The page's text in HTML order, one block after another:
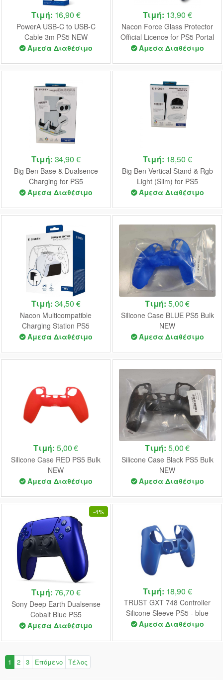
Τιμή: 16,90 €
PowerA USB-C to USB-C
Cable 3m PS5 NEW
Άμεσα Διαθέσιμο
Τιμή: 13,90 €
Nacon Force Glass Protector
Official Licence for PS5 Portal
Άμεσα Διαθέσιμο
Τιμή: 34,90 €
Big Ben Base & Dualsence
Charging for PS5
Άμεσα Διαθέσιμο
Τιμή: 18,50 €
Big Ben Vertical Stand & Rgb
Light (Slim) for PS5
Άμεσα Διαθέσιμο
Τιμή: 34,50 €
Nacon Multicompatible
Charging Station PS5
Άμεσα Διαθέσιμο
Τιμή: 5,00 €
Silicone Case BLUE PS5 Bulk
NEW
Άμεσα Διαθέσιμο
Τιμή: 5,00 €
Silicone Case RED PS5 Bulk
NEW
Άμεσα Διαθέσιμο
Τιμή: 5,00 €
Silicone Case Black PS5 Bulk
NEW
Άμεσα Διαθέσιμο
-4%
Τιμή: 76,70 €
Sony Deep Earth Dualsense
Cobalt Blue PS5
Άμεσα Διαθέσιμο
Τιμή: 18,90 €
TRUST GXT 748 Controller
Silicone Sleeve PS5 - blue
Άμεσα Διαθέσιμο
1 2 3 Επόμενο Τέλος